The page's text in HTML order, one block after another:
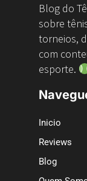
Blog do
sobre
torneios,
com
esporte.
Inicio
Reviews
Blog